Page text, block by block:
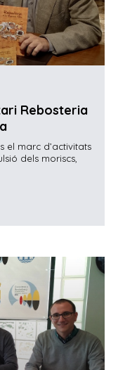
Rebosteria
el marc d’activitats
dels moriscs,